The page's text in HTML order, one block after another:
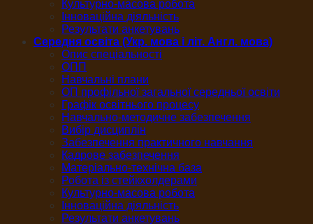
Культурно-масова робота
Інноваційна діяльність
Результати анкетувань
Середня освіта (Укр. мова і літ. Англ. мова)
Опис спеціальності
ОПП
Навчальні плани
ОП профільної загальної середньої освіти
Графік освітнього процесу
Навчально-методичне забезпечення
Вибір дисциплін
Забезпечення практичного навчання
Кадрове забезпечення
Матеріально-технічна база
Робота із стейкхолдерами
Культурно-масова робота
Інноваційна діяльність
Результати анкетувань